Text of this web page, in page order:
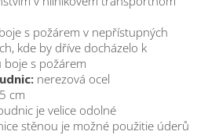
s požárem v nepřístupných
kde by dříve docházelo k
boje s požárem
nerezová ocel
cm
je velice odolné
stěnou je možné použitie úderů